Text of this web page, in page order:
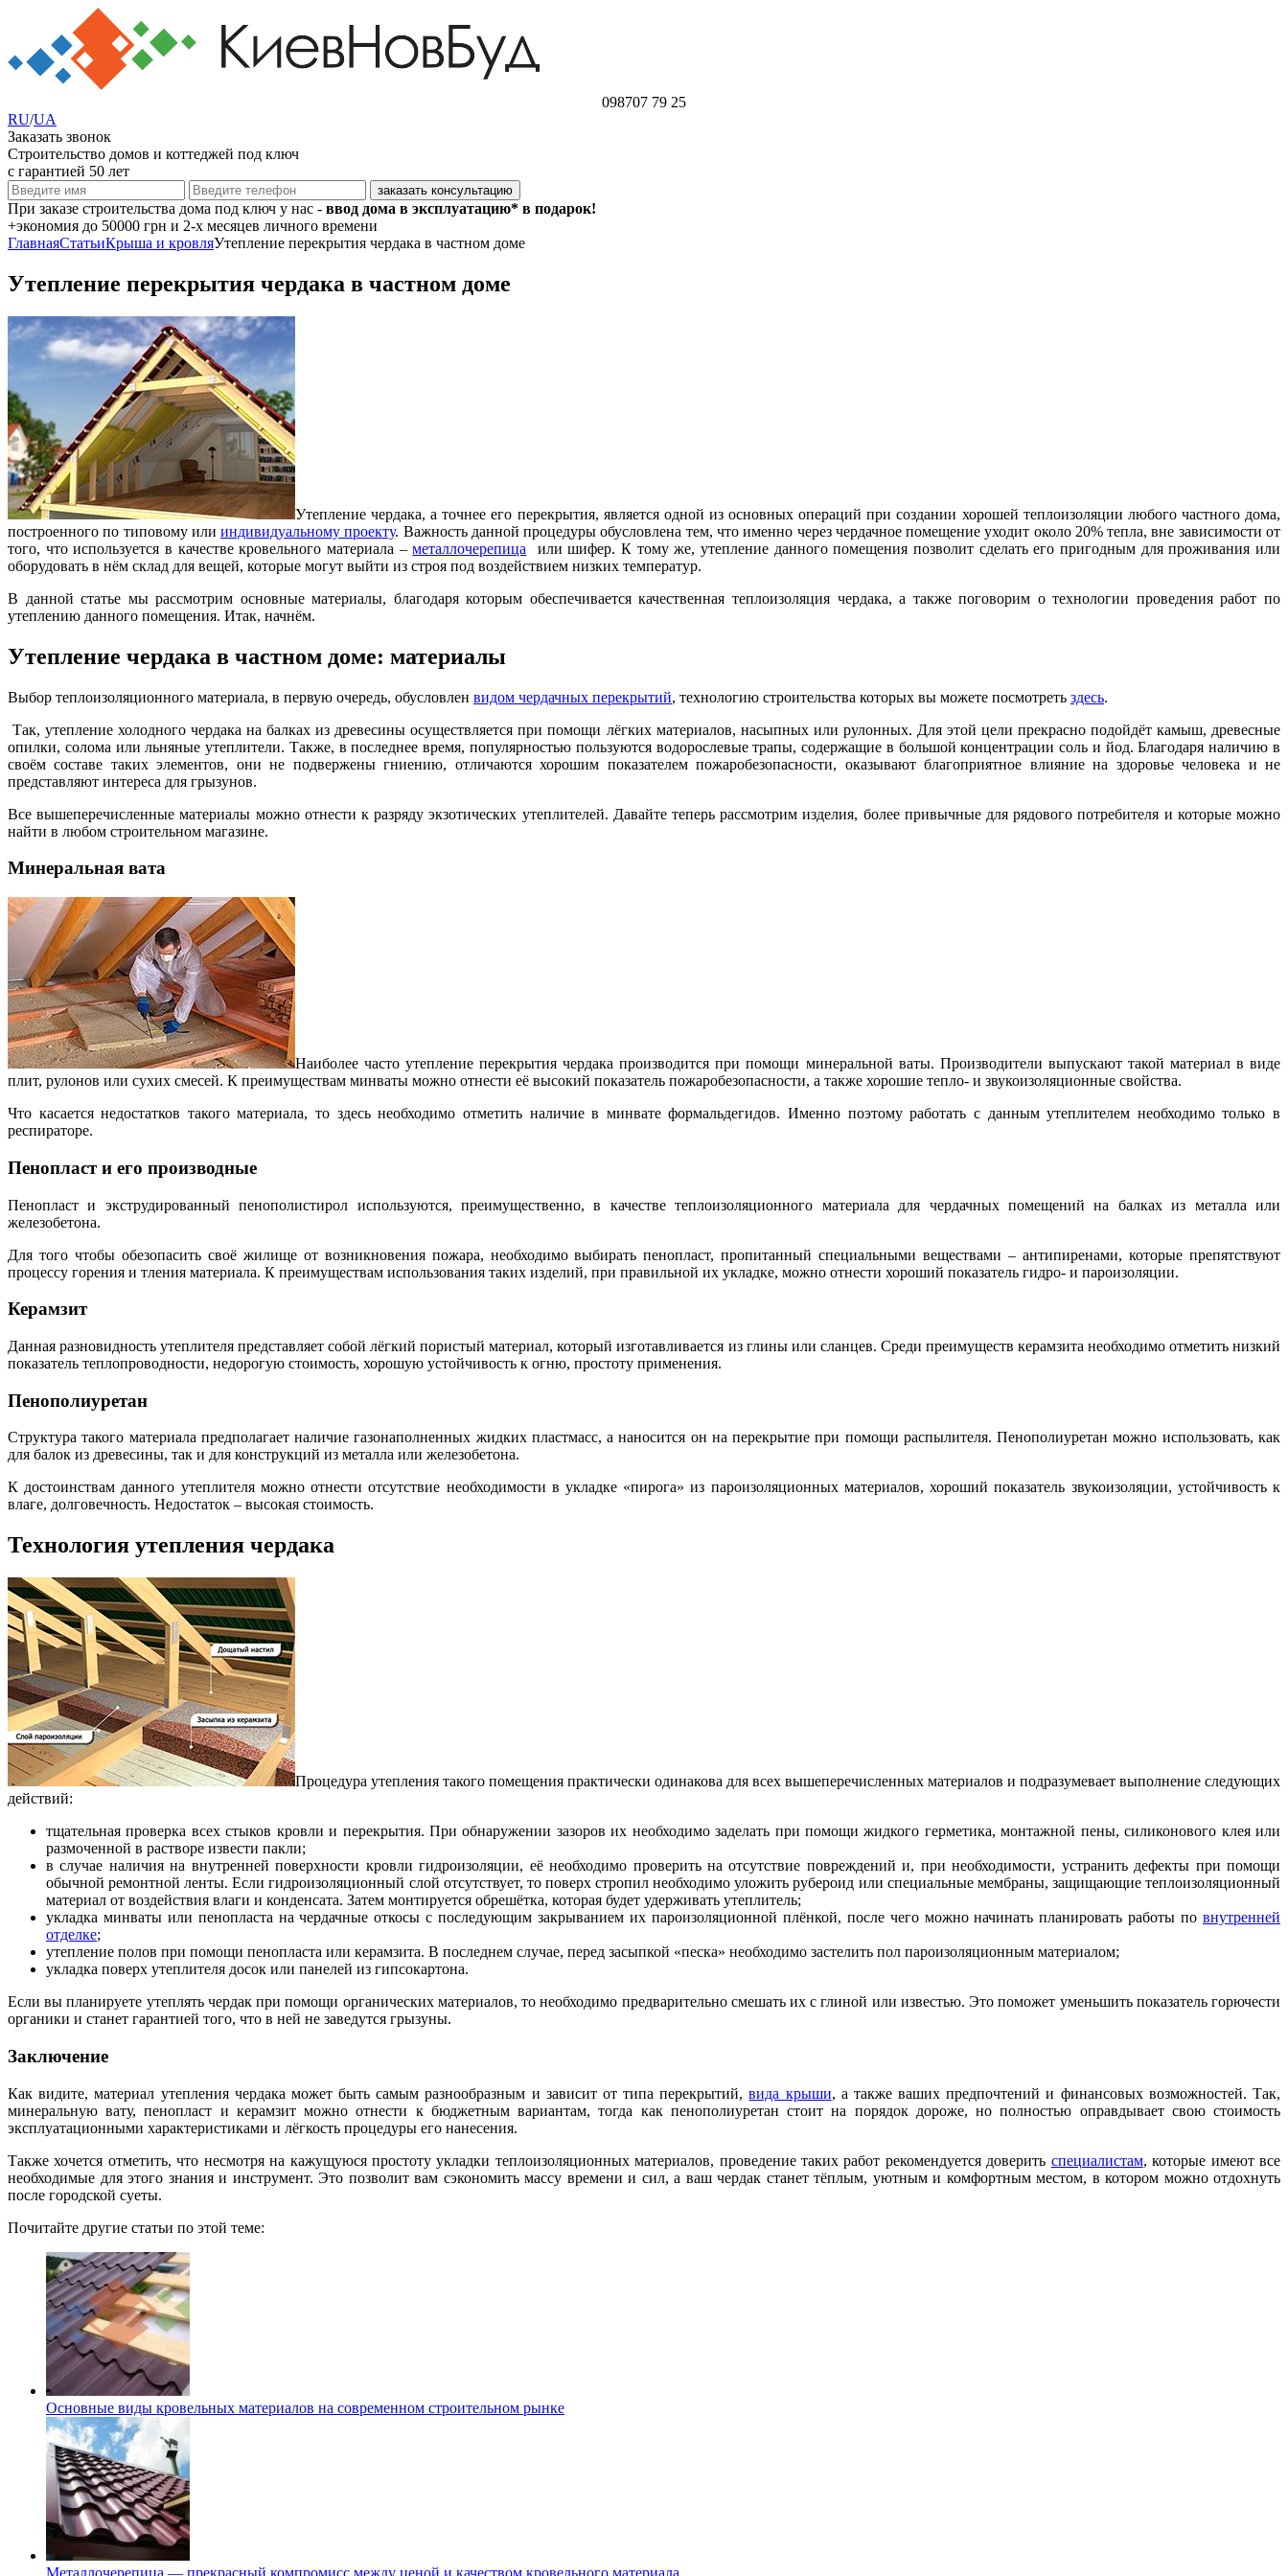
098707 79 25
RU/UA
Заказать звонок
Строительство домов и коттеджей под ключ
с гарантией 50 лет
При заказе строительства дома под ключ у нас - ввод дома в эксплуатацию* в подарок!
+экономия до 50000 грн и 2-х месяцев личного времени
ГлавнаяСтатьиКрыша и кровляУтепление перекрытия чердака в частном доме
Утепление перекрытия чердака в частном доме
Утепление чердака, а точнее его перекрытия, является одной из основных операций при создании хорошей теплоизоляции любого частного дома,
построенного по типовому илииндивидуальному проекту. Важность данной процедуры обусловлена тем, что именно через чердачное помещение уходит около 20% тепла, вне зависимости от
того, что используется в качестве кровельного материала –металлочерепица или шифер. К тому же, утепление данного помещения позволит сделать его пригодным для проживания или
оборудовать в нём склад для вещей, которые могут выйти из строя под воздействием низких температур.
В данной статье мы рассмотрим основные материалы, благодаря которым обеспечивается качественная теплоизоляция чердака, а также поговорим о технологии проведения работ по
утеплению данного помещения. Итак, начнём.
Утепление чердака в частном доме: материалы
Выбор теплоизоляционного материала, в первую очередь, обусловлен видом чердачных перекрытий, технологию строительства которых вы можете посмотреть здесь.
Так, утепление холодного чердака на балках из древесины осуществляется при помощи лёгких материалов, насыпных или рулонных. Для этой цели прекрасно подойдёт камыш, древесные
опилки, солома или льняные утеплители. Также, в последнее время, популярностью пользуются водорослевые трапы, содержащие в большой концентрации соль и йод. Благодаря наличию в
своём составе таких элементов, они не подвержены гниению, отличаются хорошим показателем пожаробезопасности, оказывают благоприятное влияние на здоровье человека и не
представляют интереса для грызунов.
Все вышеперечисленные материалы можно отнести к разряду экзотических утеплителей. Давайте теперь рассмотрим изделия, более привычные для рядового потребителя и которые можно
найти в любом строительном магазине.
Минеральная вата
Наиболее часто утепление перекрытия чердака производится при помощи минеральной ваты. Производители выпускают такой материал в виде
плит, рулонов или сухих смесей. К преимуществам минваты можно отнести её высокий показатель пожаробезопасности, а также хорошие тепло- и звукоизоляционные свойства.
Что касается недостатков такого материала, то здесь необходимо отметить наличие в минвате формальдегидов. Именно поэтому работать с данным утеплителем необходимо только в
респираторе.
Пенопласт и его производные
Пенопласт и экструдированный пенополистирол используются, преимущественно, в качестве теплоизоляционного материала для чердачных помещений на балках из металла или
железобетона.
Для того чтобы обезопасить своё жилище от возникновения пожара, необходимо выбирать пенопласт, пропитанный специальными веществами – антипиренами, которые препятствуют
процессу горения и тления материала. К преимуществам использования таких изделий, при правильной их укладке, можно отнести хороший показатель гидро- и пароизоляции.
Керамзит
Данная разновидность утеплителя представляет собой лёгкий пористый материал, который изготавливается из глины или сланцев. Среди преимуществ керамзита необходимо отметить низкий
показатель теплопроводности, недорогую стоимость, хорошую устойчивость к огню, простоту применения.
Пенополиуретан
Структура такого материала предполагает наличие газонаполненных жидких пластмасс, а наносится он на перекрытие при помощи распылителя. Пенополиуретан можно использовать, как
для балок из древесины, так и для конструкций из металла или железобетона.
К достоинствам данного утеплителя можно отнести отсутствие необходимости в укладке «пирога» из пароизоляционных материалов, хороший показатель звукоизоляции, устойчивость к
влаге, долговечность. Недостаток – высокая стоимость.
Технология утепления чердака
Процедура утепления такого помещения практически одинакова для всех вышеперечисленных материалов и подразумевает выполнение следующих
действий:
тщательная проверка всех стыков кровли и перекрытия. При обнаружении зазоров их необходимо заделать при помощи жидкого герметика, монтажной пены, силиконового клея или
размоченной в растворе извести пакли;
в случае наличия на внутренней поверхности кровли гидроизоляции, её необходимо проверить на отсутствие повреждений и, при необходимости, устранить дефекты при помощи
обычной ремонтной ленты. Если гидроизоляционный слой отсутствует, то поверх стропил необходимо уложить рубероид или специальные мембраны, защищающие теплоизоляционный
материал от воздействия влаги и конденсата. Затем монтируется обрешётка, которая будет удерживать утеплитель;
укладка минваты или пенопласта на чердачные откосы с последующим закрыванием их пароизоляционной плёнкой, после чего можно начинать планировать работы по внутренней
отделке;
утепление полов при помощи пенопласта или керамзита. В последнем случае, перед засыпкой «песка» необходимо застелить пол пароизоляционным материалом;
укладка поверх утеплителя досок или панелей из гипсокартона.
Если вы планируете утеплять чердак при помощи органических материалов, то необходимо предварительно смешать их с глиной или известью. Это поможет уменьшить показатель горючести
органики и станет гарантией того, что в ней не заведутся грызуны.
Заключение
Как видите, материал утепления чердака может быть самым разнообразным и зависит от типа перекрытий,вида крыши, а также ваших предпочтений и финансовых возможностей. Так,
минеральную вату, пенопласт и керамзит можно отнести к бюджетным вариантам, тогда как пенополиуретан стоит на порядок дороже, но полностью оправдывает свою стоимость
эксплуатационными характеристиками и лёгкость процедуры его нанесения.
Также хочется отметить, что несмотря на кажущуюся простоту укладки теплоизоляционных материалов, проведение таких работ рекомендуется доверить специалистам, которые имеют все
необходимые для этого знания и инструмент. Это позволит вам сэкономить массу времени и сил, а ваш чердак станет тёплым, уютным и комфортным местом, в котором можно отдохнуть
после городской суеты.
Почитайте другие статьи по этой теме:
Основные виды кровельных материалов на современном строительном рынке
Металлочерепица — прекрасный компромисс между ценой и качеством кровельного материала.